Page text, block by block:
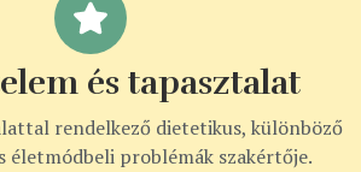
és tapasztalat
rendelkező dietetikus, különböző
életmódbeli problémák szakértője.